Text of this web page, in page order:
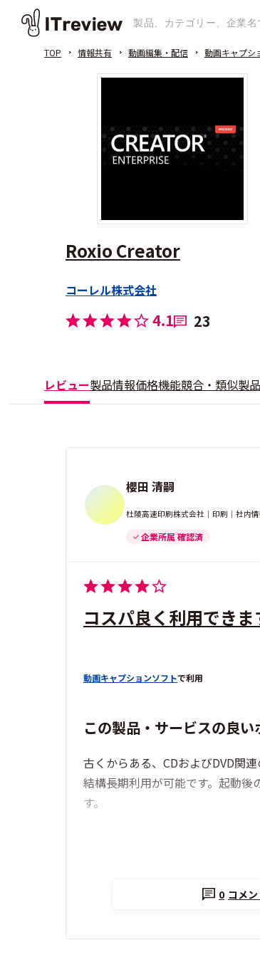
TOP 情報共有 動画編集・配信 動画キャプシ
Roxio Creator
コーレル株式会社
4.1 23
レビュー製品情報価格機能競合・類似製品
櫻田 清嗣
杜陵高速印刷株式会社｜印刷｜社内
企業所属 確認済
コスパ良く利用できま
動画キャプションソフトで利用
この製品・サービスの良
古くからある、CDおよびDVD関
結構長期利用が可能です。起動
す。
0 コメン